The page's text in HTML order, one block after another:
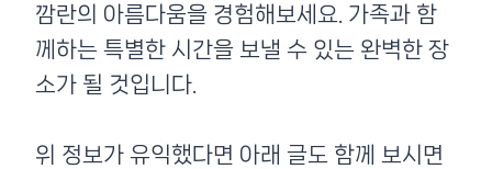
깜란의 아름다움을 경험해보세요. 가족과 함
께하는 특별한 시간을 보낼 수 있는 완벽한 장
소가 될 것입니다.
위 정보가 유익했다면 아래 글도 함께 보시면